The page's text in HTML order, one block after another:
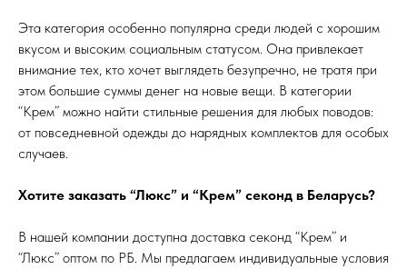
Эта категория особенно популярна среди людей с хорошим
вкусом и высоким социальным статусом. Она привлекает
внимание тех, кто хочет выглядеть безупречно, не тратя при
этом большие суммы денег на новые вещи. В категории
“Крем” можно найти стильные решения для любых поводов:
от повседневной одежды до нарядных комплектов для особых
случаев.
Хотите заказать “Люкс” и “Крем” секонд в Беларусь?
В нашей компании доступна доставка секонд “Крем” и
“Люкс” оптом по РБ. Мы предлагаем индивидуальные условия